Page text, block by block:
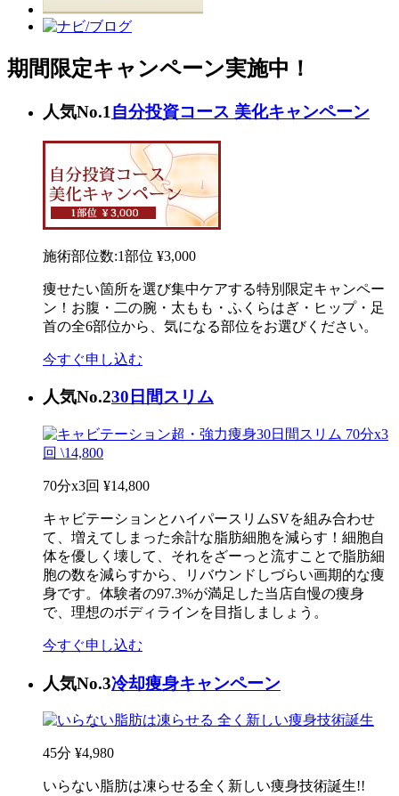
期間限定キャンペーン実施中！
人気No.1 自分投資コース 美化キャンペーン
施術部位数:1部位 ¥3,000
痩せたい箇所を選び集中ケアする特別限定キャンペー
ン！お腹・二の腕・太もも・ふくらはぎ・ヒップ・足
首の全6部位から、気になる部位をお選びください。
今すぐ申し込む
人気No.230日間スリム
70分x3回 ¥14,800
キャビテーションとハイパースリムSVを組み合わせ
て、増えてしまった余計な脂肪細胞を減らす！細胞自
体を優しく壊して、それをざーっと流すことで脂肪細
胞の数を減らすから、リバウンドしづらい画期的な痩
身です。体験者の97.3%が満足した当店自慢の痩身
で、理想のボディラインを目指しましょう。
今すぐ申し込む
人気No.3冷却痩身キャンペーン
45分 ¥4,980
いらない脂肪は凍らせる全く新しい痩身技術誕生!!